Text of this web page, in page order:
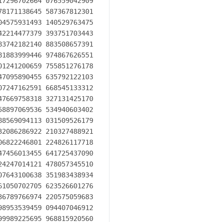
587367812301
140529763475
393751703443
883508657391
974867626551
755851276178
635792122103
668545133312
327131425170
534940603402
031509526179
559950018354 251184172136 055727522103 526803735726 527922417373
605751127887 218190844900 617801388971 077082293100 279766593583 875890939568 814856026322 439372656247
277603789081 445883785501 970284377936 240782505270 487581647032 458129087839 523245323789 602984166922
548964971560 698119218658 492677040395 648127810217 991321741630 581055459880 130048456299 765112124153
637451500563 507012781592 671424134210 330156616535 602473380784 302865525722 275304999883 701534879300
806260180962 381516136690 334111138653 851091936739 383522934588 832255088706 450753947395 204396807906
708680644509 698654880168 287434378612 645381583428 075306184548 590379821799 459968115441 974253634439
960290251001 588827216474 500682070419 376158454712 318346007262 933955054823 955713725684 023226821301
247679452264 482091023564 775272308208 106351889915 269288910845 557112660396 503439789627 825001611015
323516051965 590421184494 990778999200 732947690586 857787872098 290135295661 397888486050 978608595701
773129815531 495168146717 695976099421 003618355913 877781769845 875810446628 399880600616 229848616935
337386578773 598336161338 413385368421 197893890018 529569196780 455448285848 370117096721 253533875862
158231013310 387766827211 572694951817 958975469399 264219791552 338576623167 627547570354 699414892904
130186386119 439196283887 054367774322 427680913236 544948536676 800000106526 248547305586 159899914017
076983854831 887501429389 089950685453 076511680333 732226517566 220752695179 144225280816 517166776672
793035485154 204023817460 892328391703 275425750867 655117859395 002793389592 057668278967 764453184040
418554010435 134838953120 132637836928 358082719378 312654961745 997056745071 833206503455 664403449045
362756001125 018433560736 122276594927 839370647842 645676338818 807565612168 960504161139 039063960162
022153684941 092605387688 714837989559 999112099164 646441191856 827700457424 343402167227 644558933012
778158686952 506949936461 017568506016 714535431581 480105458860 564550133203 758645485840 324029871709
348091055621 167154684847 780394475697 980426318099 175642280987 399876697323 769573701580 806822904599
212366168902 596273043067 931653114940 176473769387 351409336183 321614280214 976339918983 548487562529
875242387307 7559555